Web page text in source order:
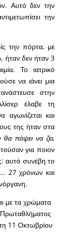
Αυτό δεν την
την
την πόρτα, με
ήταν δεν ήταν 3
Το ιατρικό
να ιάνει μια
στην
έλαβε τη
αγωνίζεται και
της ήταν στα
πάψει να ζει,
για ποιον
αυτό συνέβη το
27 χρόνων και